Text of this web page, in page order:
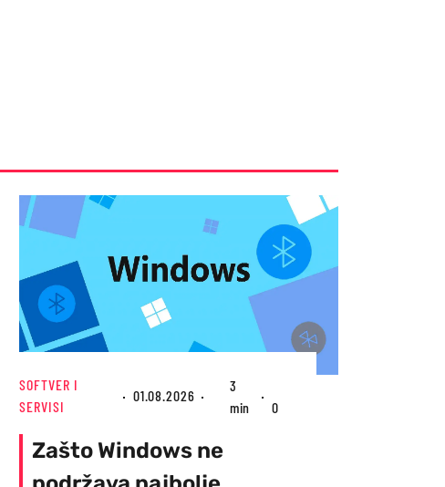
SOFTVER I
SERVISI
01.08.2026
3
min
0
Zašto Windows ne